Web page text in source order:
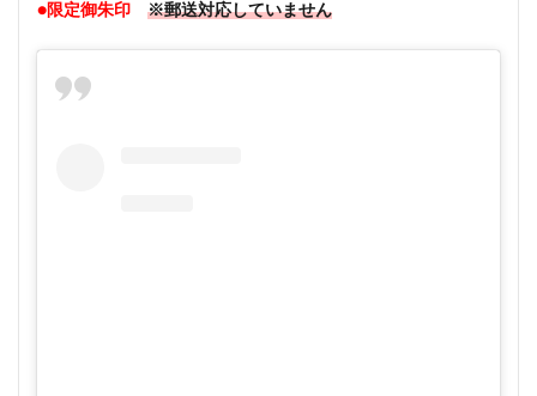
●限定御朱印
※郵送対応していません